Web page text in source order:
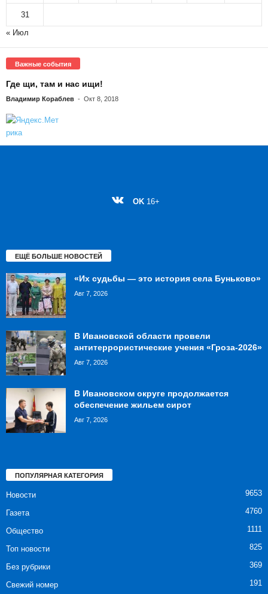
31
« Июл
Важные события
Где щи, там и нас ищи!
Владимир Кораблев - Окт 8, 2018
OK 16+
ЕЩЁ БОЛЬШЕ НОВОСТЕЙ
«Их судьбы — это история села Буньково»
Авг 7, 2026
В Ивановской области провели
антитеррористические учения «Гроза-2026»
Авг 7, 2026
В Ивановском округе продолжается
обеспечение жильем сирот
Авг 7, 2026
ПОПУЛЯРНАЯ КАТЕГОРИЯ
Новости 9653
Газета 4760
Общество 1111
Топ новости 825
Без рубрики 369
Свежий номер 191